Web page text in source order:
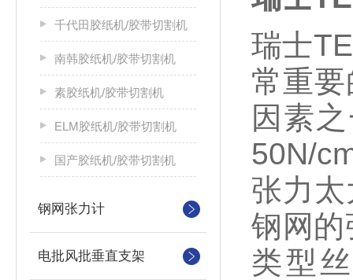
千代田胶纸机/胶带切割机
南韩胶纸机/胶带切割机
素胶纸机/胶带切割机
ELM胶纸机/胶带切割机
国产胶纸机/胶带切割机
钢网张力计
电批风批垂直支架
瑞士
常重
因素
50N/
张力
钢网
类型